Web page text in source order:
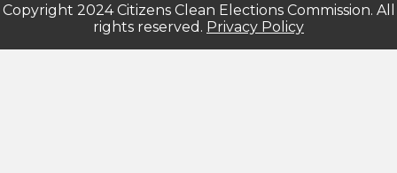
Copyright 2024 Citizens Clean Elections Commission. All
rights reserved. Privacy Policy